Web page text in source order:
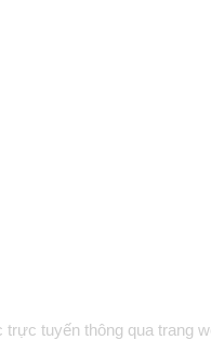
tuyến thông qua trang